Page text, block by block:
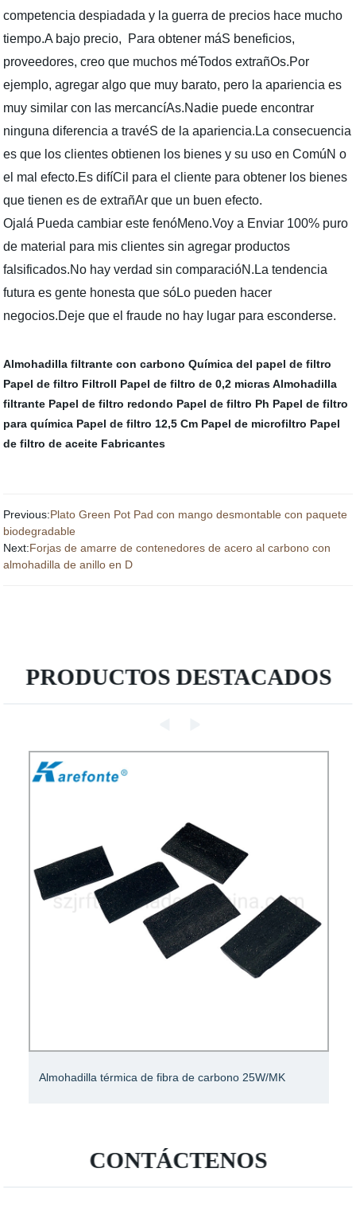
competencia despiadada y la guerra de precios hace mucho
tiempo.A bajo precio, Para obtener máS beneficios,
proveedores, creo que muchos méTodos extrañOs.Por
ejemplo, agregar algo que muy barato, pero la apariencia es
muy similar con las mercancíAs.Nadie puede encontrar
ninguna diferencia a travéS de la apariencia.La consecuencia
es que los clientes obtienen los bienes y su uso en ComúN o
el mal efecto.Es difíCil para el cliente para obtener los bienes
que tienen es de extrañAr que un buen efecto.
Ojalá Pueda cambiar este fenóMeno.Voy a Enviar 100% puro
de material para mis clientes sin agregar productos
falsificados.No hay verdad sin comparacióN.La tendencia
futura es gente honesta que sóLo pueden hacer
negocios.Deje que el fraude no hay lugar para esconderse.
Almohadilla filtrante con carbono Química del papel de filtro
Papel de filtro Filtroll Papel de filtro de 0,2 micras Almohadilla
filtrante Papel de filtro redondo Papel de filtro Ph Papel de filtro
para química Papel de filtro 12,5 Cm Papel de microfiltro Papel
de filtro de aceite Fabricantes
Previous:Plato Green Pot Pad con mango desmontable con paquete
biodegradable
Next:Forjas de amarre de contenedores de acero al carbono con
almohadilla de anillo en D
PRODUCTOS DESTACADOS
Almohadilla térmica de fibra de carbono 25W/MK
CONTÁCTENOS